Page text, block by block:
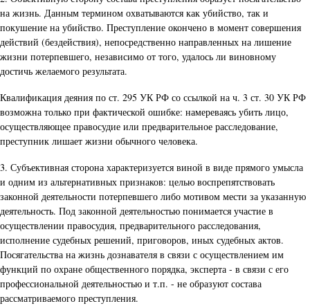
на жизнь. Данным термином охватываются как убийство, так и
покушение на убийство. Преступление окончено в момент совершения
действий (бездействия), непосредственно направленных на лишение
жизни потерпевшего, независимо от того, удалось ли виновному
достичь желаемого результата.
Квалификация деяния по ст. 295 УК РФ со ссылкой на ч. 3 ст. 30 УК РФ
возможна только при фактической ошибке: намереваясь убить лицо,
осуществляющее правосудие или предварительное расследование,
преступник лишает жизни обычного человека.
3. Субъективная сторона характеризуется виной в виде прямого умысла
и одним из альтернативных признаков: целью воспрепятствовать
законной деятельности потерпевшего либо мотивом мести за указанную
деятельность. Под законной деятельностью понимается участие в
осуществлении правосудия, предварительного расследования,
исполнение судебных решений, приговоров, иных судебных актов.
Посягательства на жизнь дознавателя в связи с осуществлением им
функций по охране общественного порядка, эксперта - в связи с его
профессиональной деятельностью и т.п. - не образуют состава
рассматриваемого преступления.